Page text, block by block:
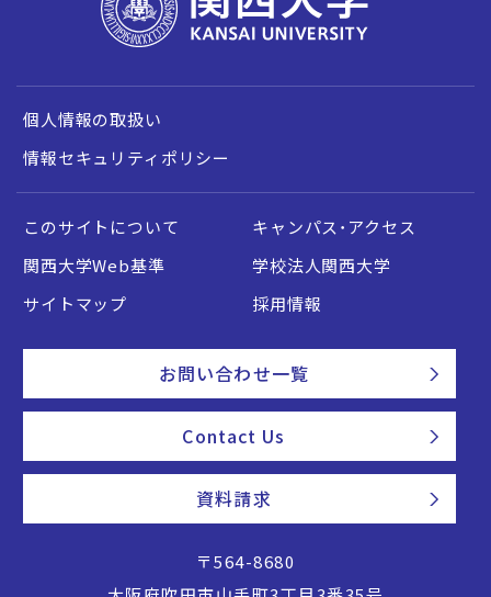
個人情報の取扱い
情報セキュリティポリシー
このサイトについて
キャンパス・アクセス
関西大学Web基準
学校法人関西大学
サイトマップ
採用情報
お問い合わせ一覧
Contact Us
資料請求
〒564-8680